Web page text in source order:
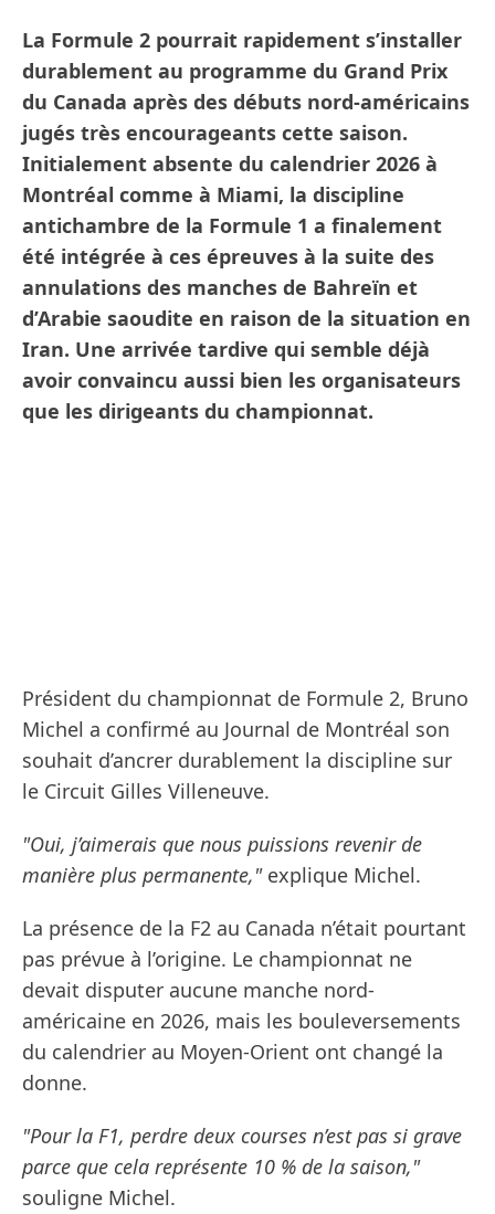
La Formule 2 pourrait rapidement s’installer
durablement au programme du Grand Prix
du Canada après des débuts nord-américains
jugés très encourageants cette saison.
Initialement absente du calendrier 2026 à
Montréal comme à Miami, la discipline
antichambre de la Formule 1 a finalement
été intégrée à ces épreuves à la suite des
annulations des manches de Bahreïn et
d’Arabie saoudite en raison de la situation en
Iran. Une arrivée tardive qui semble déjà
avoir convaincu aussi bien les organisateurs
que les dirigeants du championnat.
Président du championnat de Formule 2, Bruno
Michel a confirmé au Journal de Montréal son
souhait d’ancrer durablement la discipline sur
le Circuit Gilles Villeneuve.
"Oui, j’aimerais que nous puissions revenir de
manière plus permanente,"explique Michel.
La présence de la F2 au Canada n’était pourtant
pas prévue à l’origine. Le championnat ne
devait disputer aucune manche nord-
américaine en 2026, mais les bouleversements
du calendrier au Moyen-Orient ont changé la
donne.
"Pour la F1, perdre deux courses n’est pas si grave
parce que cela représente 10 % de la saison,"
souligne Michel.